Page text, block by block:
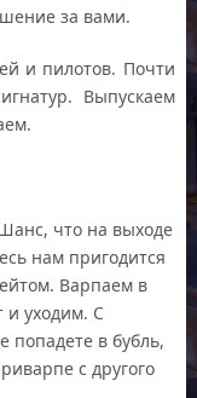
за вами.
и пилотов. Почти
Выпускаем
что на выходе
нам пригодится
Варпаем в
и уходим. С
попадете в бубль,
с другого